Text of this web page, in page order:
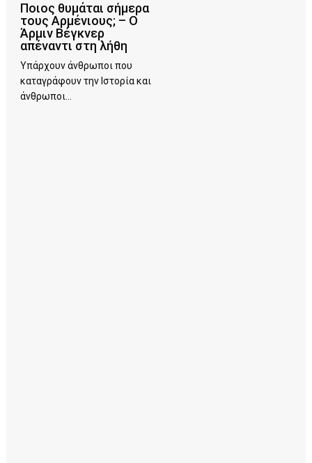
Ποιος θυμάται σήμερα
τους Αρμένιους; – Ο
Άρμιν Βέγκνερ
απέναντι στη λήθη
Υπάρχουν άνθρωποι που
καταγράφουν την Ιστορία και
άνθρωποι...